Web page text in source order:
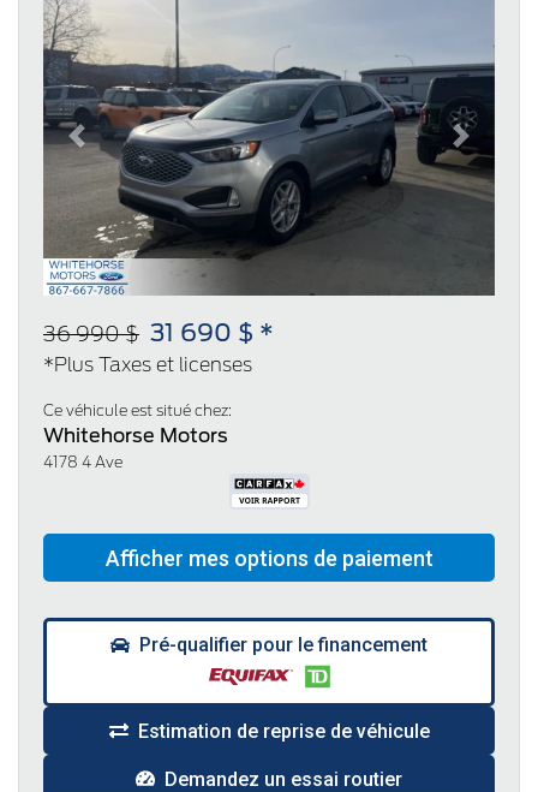
Previous Next
36 990 $ 31 690 $ *
*Plus Taxes et licenses
Ce véhicule est situé chez:
Whitehorse Motors
4178 4 Ave
Pré-qualifier pour le financement
Estimation de reprise de véhicule
Demandez un essai routier